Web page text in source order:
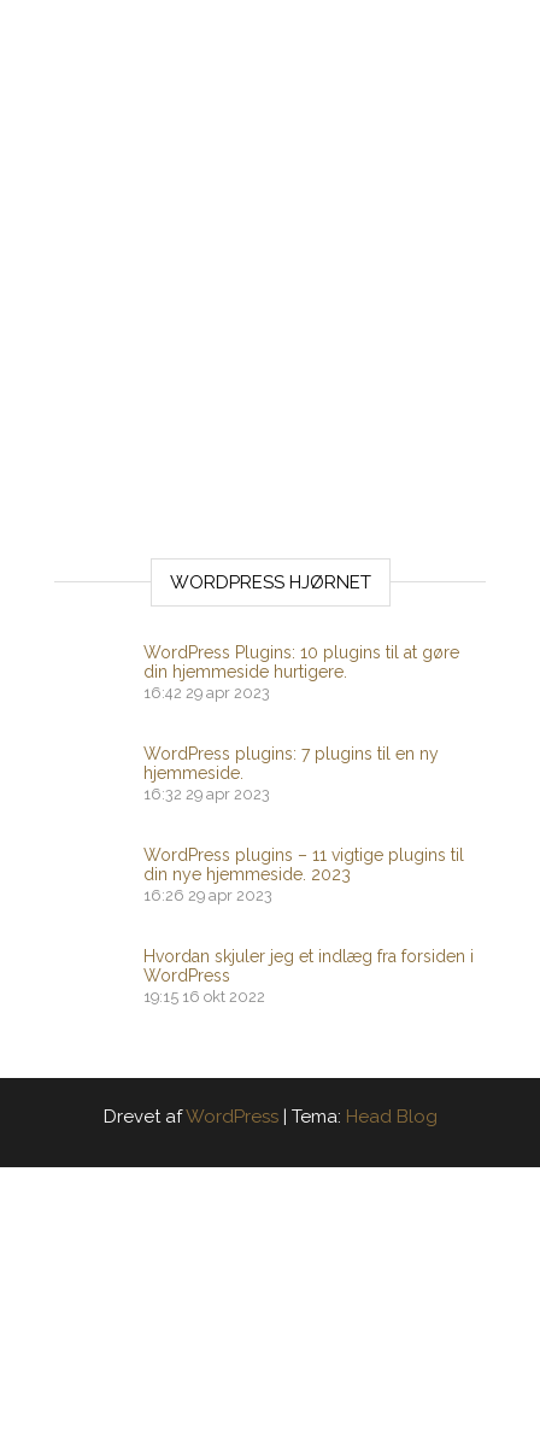
WORDPRESS HJØRNET
WordPress Plugins: 10 plugins til at gøre
din hjemmeside hurtigere.
16:42 29 apr 2023
WordPress plugins: 7 plugins til en ny
hjemmeside.
16:32 29 apr 2023
WordPress plugins – 11 vigtige plugins til
din nye hjemmeside. 2023
16:26 29 apr 2023
Hvordan skjuler jeg et indlæg fra forsiden i
WordPress
19:15 16 okt 2022
Drevet afWordPress | Tema: Head Blog